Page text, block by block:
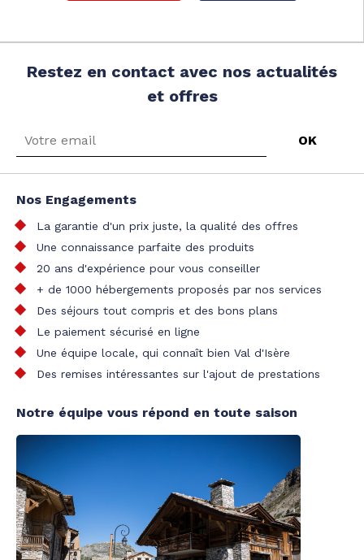
Restez en contact avec nos actualités
et offres
Nos Engagements
La garantie d'un prix juste, la qualité des offres
Une connaissance parfaite des produits
20 ans d'expérience pour vous conseiller
+ de 1000 hébergements proposés par nos services
Des séjours tout compris et des bons plans
Le paiement sécurisé en ligne
Une équipe locale, qui connaît bien Val d'Isère
Des remises intéressantes sur l'ajout de prestations
Notre équipe vous répond en toute saison